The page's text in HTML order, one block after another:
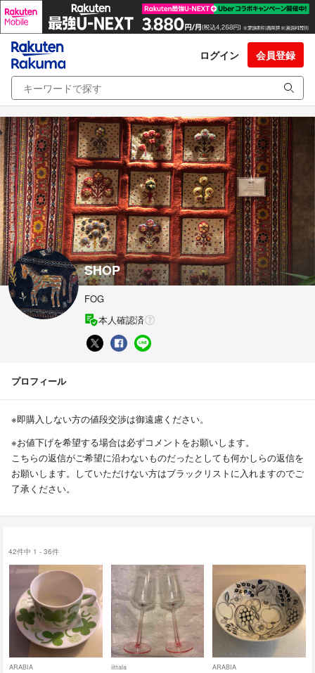
ログイン 会員登録
SHOP
FOG
本人確認済
プロフィール
※即購入しない方の値段交渉は御遠慮ください。
※お値下げを希望する場合は必ずコメントをお願いします。
こちらの返信がご希望に沿わないものだったとしても何かしらの返信を
お願いします。していただけない方はブラックリストに入れますのでご
了承ください。
42件中 1 - 36件
ARABIA iittala ARABIA